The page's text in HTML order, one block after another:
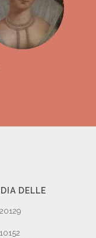
DELLE